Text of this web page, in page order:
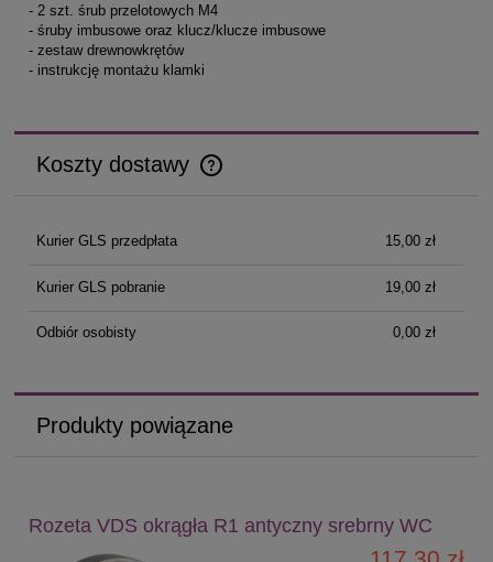
- 2 szt. śrub przelotowych M4
- śruby imbusowe oraz klucz/klucze imbusowe
- zestaw drewnowkrętów
- instrukcję montażu klamki
Koszty dostawy
Cena nie zawiera ewentualnych kosztów płatności
Kurier GLS przedpłata 15,00 zł
Kurier GLS pobranie 19,00 zł
Odbiór osobisty 0,00 zł
Produkty powiązane
Rozeta VDS okrągła R1 antyczny srebrny WC